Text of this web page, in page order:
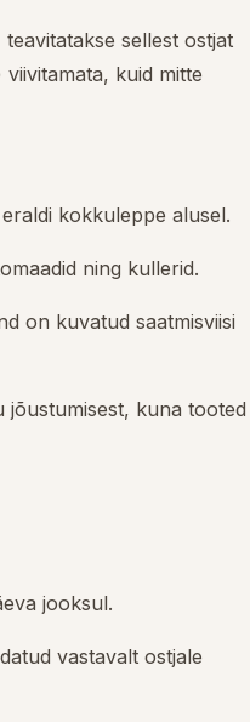
sellest ostjat
kuid mitte
kokkuleppe alusel.
ning kullerid.
on kuvatud saatmisviisi
jõustumisest, kuna tooted
jooksul.
vastavalt ostjale